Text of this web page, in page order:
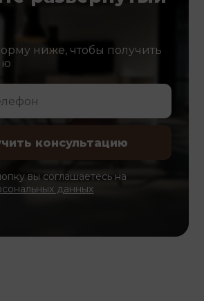
ниже, чтобы получить
вы соглашаетесь на
данных